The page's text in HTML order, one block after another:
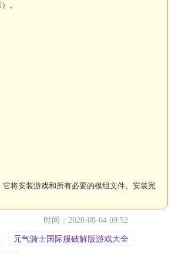
。
它将安装游戏和所有必要的模组文件。安装完
时间：2026-08-04 09:52
元气骑士国际服破解版游戏大全